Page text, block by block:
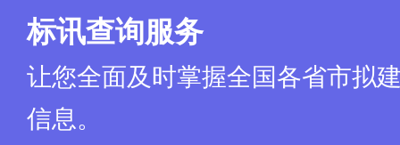
标讯查询服务
让您全面及时掌握全国各省市拟
信息。